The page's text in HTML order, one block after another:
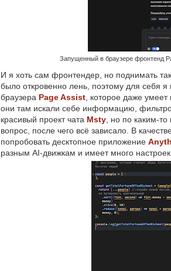
Запущенный в браузере фронтенд
И я хоть сам фронтендер, но поднимать
было откровенно лень, поэтому для себя
браузера Page Assist , которое даже
они там искали себе информацию,
красивый проект чата Msty , но по каким-
вопрос, после чего всё зависало. В
попробовать десктопное приложение
разным AI-движкам и имеет много настроек.